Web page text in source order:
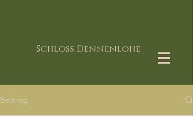
Schloss Dennenlohe
Beitrag